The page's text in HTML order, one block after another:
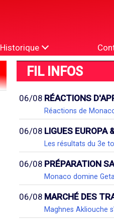
Historique
FIL INFOS
06/08 RÉACTIONS
Réactions de
06/08 LIGUES EUROPA
Les résultats du 3e
06/08 PRÉPARATION
Monaco domine
06/08 MARCHÉ DES
Maghnes Akliouche